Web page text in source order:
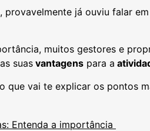
, provavelmente já ouviu falar em
muitos gestores e
suas vantagens para a
que vai te explicar os pontos
Entenda a importância